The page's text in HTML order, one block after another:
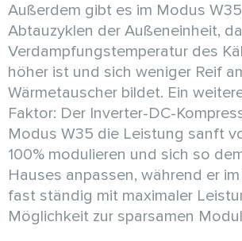
Außerdem gibt es im Modus
Abtauzyklen der Außeneinheit,
Verdampfungstemperatur des
höher ist und sich weniger Reif
Wärmetauscher bildet. Ein
Faktor: Der Inverter-DC-
Modus W35 die Leistung sanft
100% modulieren und sich so
Hauses anpassen, während er
fast ständig mit maximaler
Möglichkeit zur sparsamen